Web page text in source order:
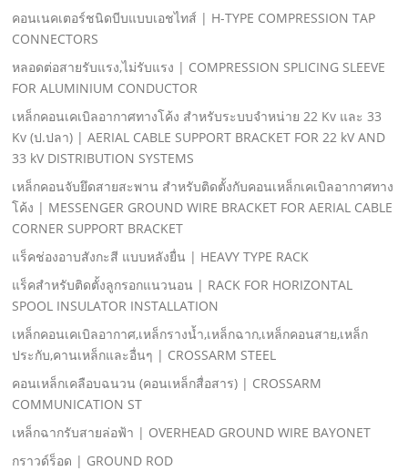
คอนเนคเตอร์ชนิดบีบแบบเอชไทส์ | H-TYPE COMPRESSION TAP
CONNECTORS
หลอดต่อสายรับแรง,ไม่รับแรง | COMPRESSION SPLICING SLEEVE
FOR ALUMINIUM CONDUCTOR
เหล็กคอนเคเบิลอากาศทางโค้ง สําหรับระบบจําหน่าย 22 Kv และ 33
Kv (ป.ปลา) | AERIAL CABLE SUPPORT BRACKET FOR 22 kV AND
33 kV DISTRIBUTION SYSTEMS
เหล็กคอนจับยึดสายสะพาน สําหรับติดตั้งกับคอนเหล็กเคเบิลอากาศทาง
โค้ง | MESSENGER GROUND WIRE BRACKET FOR AERIAL CABLE
CORNER SUPPORT BRACKET
แร็คช่องอาบสังกะสี แบบหลังยื่น | HEAVY TYPE RACK
แร็คสําหรับติดตั้งลูกรอกแนวนอน | RACK FOR HORIZONTAL
SPOOL INSULATOR INSTALLATION
เหล็กคอนเคเบิลอากาศ,เหล็กรางนํ้า,เหล็กฉาก,เหล็กคอนสาย,เหล็ก
ประกับ,คานเหล็กและอื่นๆ | CROSSARM STEEL
คอนเหล็กเคลือบฉนวน (คอนเหล็กสื่อสาร) | CROSSARM
COMMUNICATION ST
เหล็กฉากรับสายล่อฟ้า | OVERHEAD GROUND WIRE BAYONET
กราวด์ร็อด | GROUND ROD